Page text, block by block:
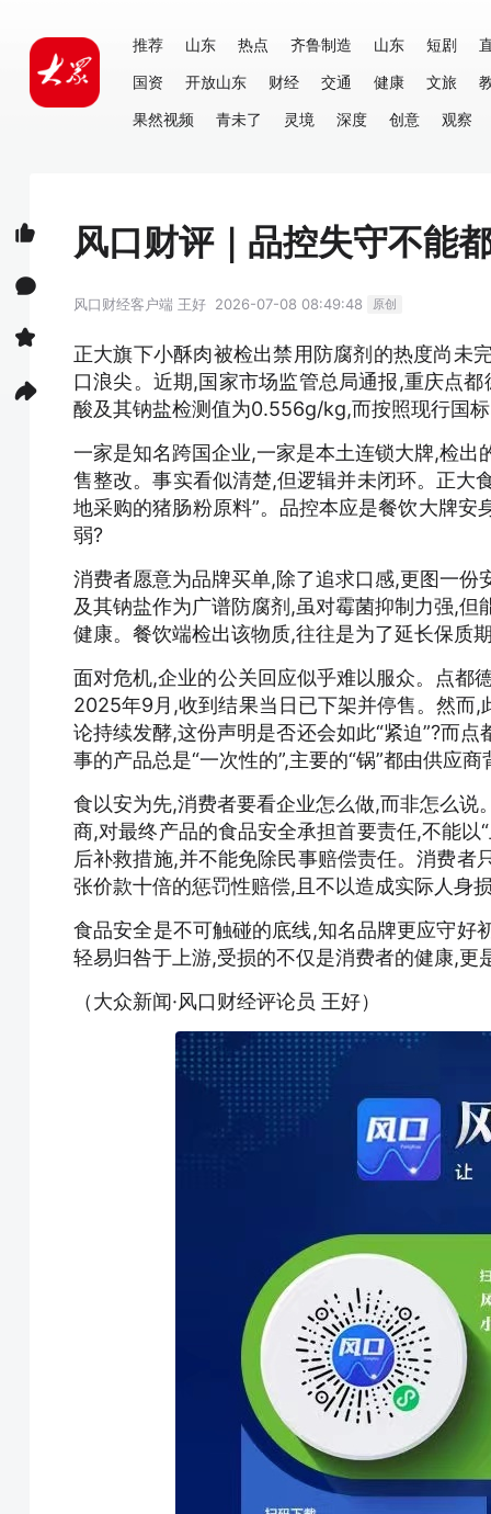
推荐 山东 热点 齐鲁制造 山东 短剧
国资
开放山东 财经 交通 健康 文旅
果然视频
青未了 灵境 深度 创意 观察
风口财评｜品控失守不能
风口财经客户端 王好 2026-07-08 08:49:48 原创
正大旗下小酥肉被检出禁用防腐剂的热度尚未
口浪尖。近期,国家市场监管总局通报,重庆点
酸及其钠盐检测值为0.556g/kg,而按照现行国
一家是知名跨国企业,一家是本土连锁大牌,检
售整改。事实看似清楚,但逻辑并未闭环。正大
地采购的猪肠粉原料”。品控本应是餐饮大牌
弱?
消费者愿意为品牌买单,除了追求口感,更图一
及其钠盐作为广谱防腐剂,虽对霉菌抑制力强,
健康。餐饮端检出该物质,往往是为了延长保质
面对危机,企业的公关回应似乎难以服众。点都
2025年9月,收到结果当日已下架并停售。然而
论持续发酵,这份声明是否还会如此“紧迫”?而
事的产品总是“一次性的”,主要的“锅”都由供应商
食以安为先,消费者要看企业怎么做,而非怎么说
商,对最终产品的食品安全承担首要责任,不能
后补救措施,并不能免除民事赔偿责任。消费
张价款十倍的惩罚性赔偿,且不以造成实际人身
食品安全是不可触碰的底线,知名品牌更应守好
轻易归咎于上游,受损的不仅是消费者的健康,更
（大众新闻·风口财经评论员 王好）